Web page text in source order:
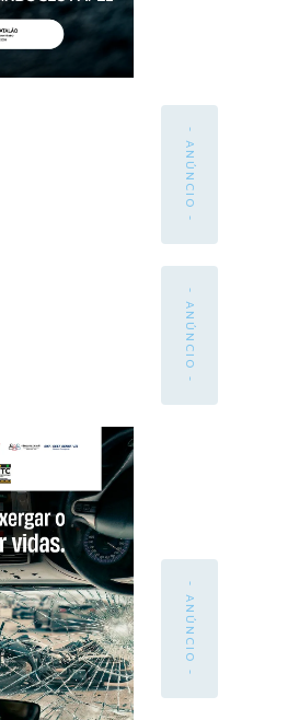
- ANÚNCIO -
- ANÚNCIO -
- ANÚNCIO -